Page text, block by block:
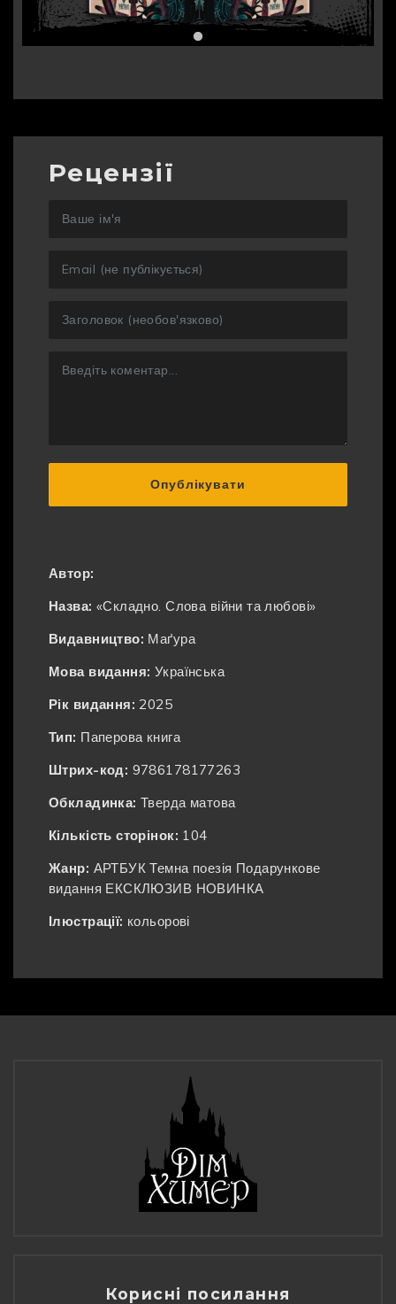
Рецензії
Опублікувати
Автор:
Назва: «Складно. Слова війни та любові»
Видавництво: Маґура
Мова видання: Українська
Рік видання: 2025
Тип: Паперова книга
Штрих-код: 9786178177263
Обкладинка: Тверда матова
Кількість сторінок: 104
Жанр: АРТБУК Темна поезія Подарункове
видання ЕКСКЛЮЗИВ НОВИНКА
Ілюстрації: кольорові
Корисні посилання